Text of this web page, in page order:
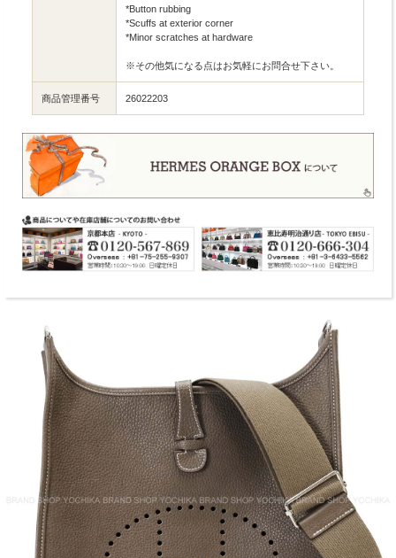
*Button rubbing
*Scuffs at exterior corner
*Minor scratches at hardware
※その他気になる点はお気軽にお問合せ下さい。
商品管理番号 26022203